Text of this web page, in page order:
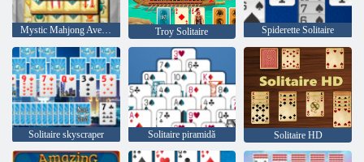
Mystic Mahjong Aventuri Troy Solitaire Spiderette Solitaire
Solitaire skyscraper Solitaire piramidă Solitaire HD